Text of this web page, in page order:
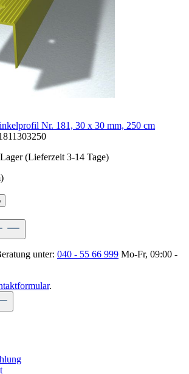
Nr. 181, 30 x 30 mm, 250 cm
(Lieferzeit 3-14 Tage)
unter: 040 - 55 66 999 Mo-Fr, 09:00 -
.